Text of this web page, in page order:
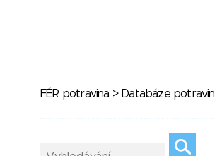
FÉR potravina > Databáze potravin